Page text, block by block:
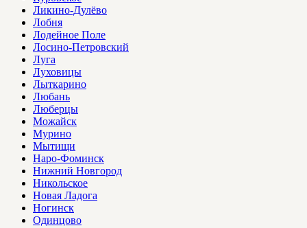
Ликино-Дулёво
Лобня
Лодейное Поле
Лосино-Петровский
Луга
Луховицы
Лыткарино
Любань
Люберцы
Можайск
Мурино
Мытищи
Наро-Фоминск
Нижний Новгород
Никольское
Новая Ладога
Ногинск
Одинцово